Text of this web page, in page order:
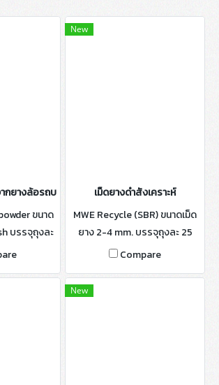
กยางล้อรถบรรทุก
ขนาด
บรรจุถุงละ
700
New
เม็ดยางดำสังเคราะห์
MWE Recycle (SBR) ขนาดเม็ด
ยาง 2-4 mm. บรรจุถุงละ 25
กิโลกรัม
Compare
New